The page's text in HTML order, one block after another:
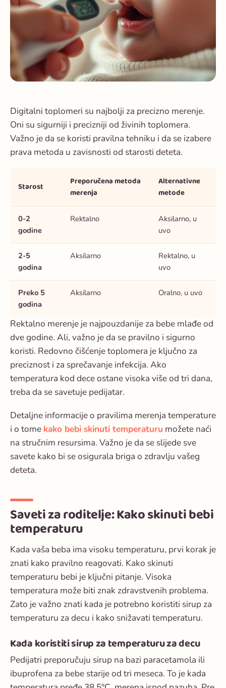
Digitalni toplomeri su najbolji za precizno merenje.
Oni su sigurniji i precizniji od živinih toplomera.
Važno je da se koristi pravilna tehniku i da se izabere
prava metoda u zavisnosti od starosti deteta.
Starost
Preporučena metoda
merenja
Alternativne
metode
0-2
godine
Rektalno
Aksilarno, u
uvo
2-5
godina
Aksilarno
Rektalno, u
uvo
Preko 5
godina
Aksilarno Oralno, u uvo
Rektalno merenje je najpouzdanije za bebe mlađe od
dve godine. Ali, važno je da se pravilno i sigurno
koristi. Redovno čišćenje toplomera je ključno za
preciznost i za sprečavanje infekcija. Ako
temperatura kod deceostane visoka više od tri dana,
treba da se savetuje pedijatar.
Detaljne informacije o pravilima merenja temperature
i o tome kako bebi skinuti temperaturu možete naći
na stručnim resursima. Važno je da se slijede sve
savete kako bi se osigurala briga o zdravlju vašeg
deteta.
Saveti za roditelje: Kako skinuti bebi
temperaturu
Kada vaša beba ima visoku temperaturu, prvi korak je
znati kako pravilno reagovati. Kako skinuti
temperaturu bebi je ključni pitanje. Visoka
temperatura može biti znak zdravstvenih problema.
Zato je važno znati kada je potrebno koristiti sirup za
temperaturu za decu i kako snižavati temperaturu.
Kada koristiti sirup za temperaturu za decu
Pedijatri preporučuju sirup na bazi paracetamola ili
ibuprofena za bebe starije od tri meseca. To je kada